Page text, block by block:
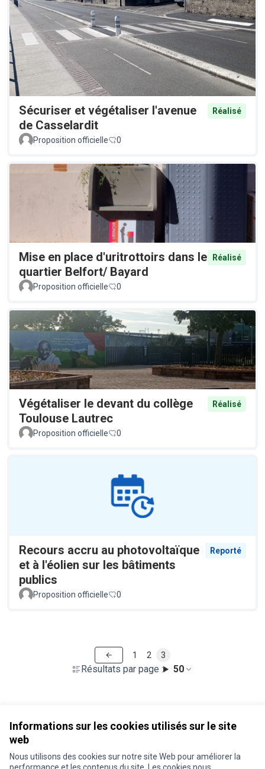
Informations sur les cookies utilisés sur le site
web
Nous utilisons des cookies sur notre site Web pour améliorer la
Sécuriser et végétaliser l'avenue
de Casselardit
Réalisé
Proposition officielle 0
Mise en place d'uritrottoirs dans le
quartier Belfort/ Bayard
Réalisé
Proposition officielle 0
Végétaliser le devant du collège
Toulouse Lautrec
Réalisé
Proposition officielle 0
Recours accru au photovoltaïque
et à l'éolien sur les bâtiments
publics
Reporté
Proposition officielle 0
Résultats par page : 50
1 2 3
Conditions d'utilisation